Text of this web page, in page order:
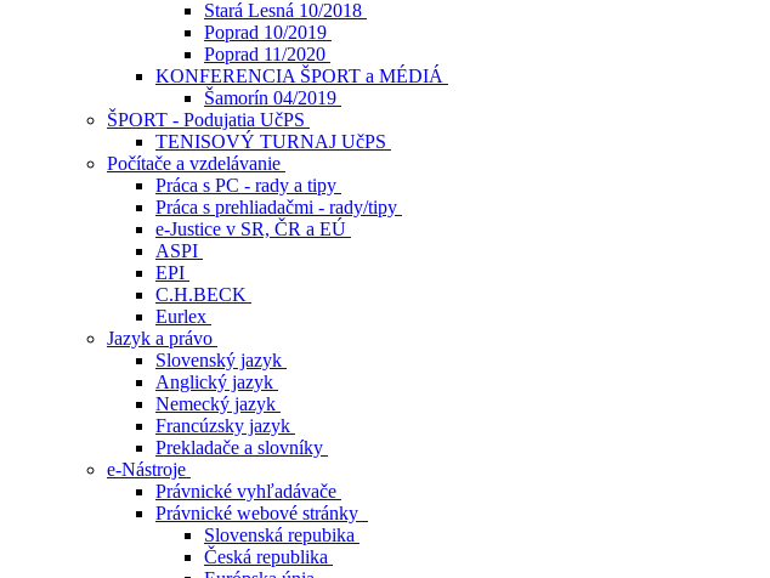
Stará Lesná 10/2018
Poprad 10/2019
Poprad 11/2020
KONFERENCIA ŠPORT a MÉDIÁ
Šamorín 04/2019
ŠPORT - Podujatia UčPS
TENISOVÝ TURNAJ UčPS
Počítače a vzdelávanie
Práca s PC - rady a tipy
Práca s prehliadačmi - rady/tipy
e-Justice v SR, ČR a EÚ
ASPI
EPI
C.H.BECK
Eurlex
Jazyk a právo
Slovenský jazyk
Anglický jazyk
Nemecký jazyk
Francúzsky jazyk
Prekladače a slovníky
e-Nástroje
Právnické vyhľadávače
Právnické webové stránky
Slovenská repubika
Česká republika